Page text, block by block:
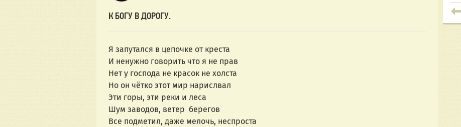
К БОГУ В ДОРОГУ.
Я запутался в цепочке от креста
И ненужно говорить что я не прав
Нет у господа не красок не холста
Но он чётко этот мир нарислвал
Эти горы, эти реки и леса
Шум заводов, ветер  берегов
Все подметил, даже мелочь, неспроста